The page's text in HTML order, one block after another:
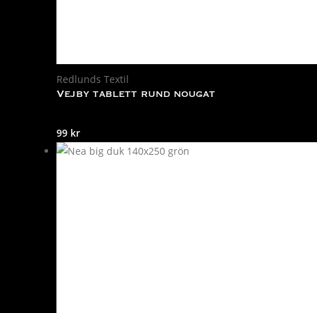
Redlunds Textil
Vejby tablett rund nougat
99 kr